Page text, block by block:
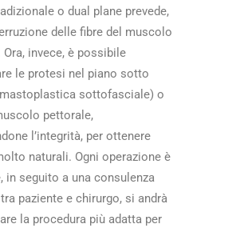
o dual plane prevede,
delle fibre del muscolo
invece, è possibile
le protesi nel piano sotto
sottofasciale) o
pettorale,
l’integrità, per ottenere
naturali. Ogni operazione è
in seguito a una consulenza
paziente e chirurgo, si andrà
la procedura più adatta per